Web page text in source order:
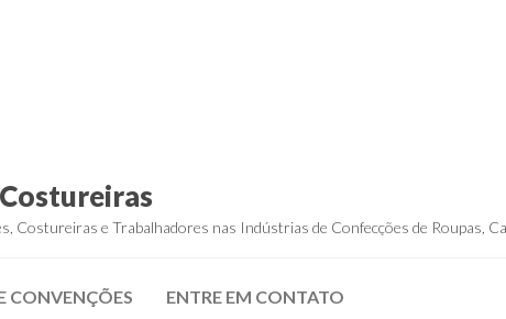
Costureiras e Trabalhadores nas Indústrias de Confecções de Roupas,
CONVENÇÕES ENTRE EM CONTATO